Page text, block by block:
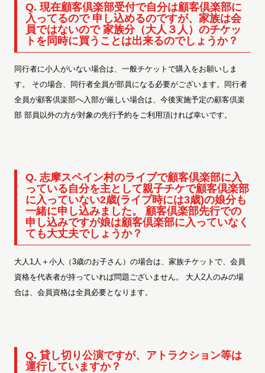
Q. 現在顧客倶楽部受付で自分は顧客倶楽部に
入ってるので 申し込めるのですが、家族は会
員ではないので 家族分（大人３人）のチケッ
トを同時に買うことは出来るのでしょうか？
同行者に小人がいない場合は、一般チケットで購入をお願いしま
す。 その場合、同行者全員が部員になる必要がございます。同行者
全員が顧客倶楽部へ入部が厳しい場合は、今後実施予定の顧客倶楽
部 部員以外の方が対象の先行予約をご利用頂ければ幸いです。
Q. 志摩スペイン村のライブで顧客倶楽部に入
っている自分を主として親子チケで顧客倶楽部
に入っていない2歳(ライブ時には3歳)の娘分も
一緒に申し込みました。 顧客倶楽部先行での
申し込みですが娘は顧客倶楽部に入っていなく
ても大丈夫でしょうか？
大人1人＋小人（3歳のお子さん）の場合は、家族チケットで、会員
資格を代表者が持っていれば問題ございません。 大人2人のみの場
合は、会員資格は全員必要となります。
Q. 貸し切り公演ですが、アトラクション等は
運行していますか？